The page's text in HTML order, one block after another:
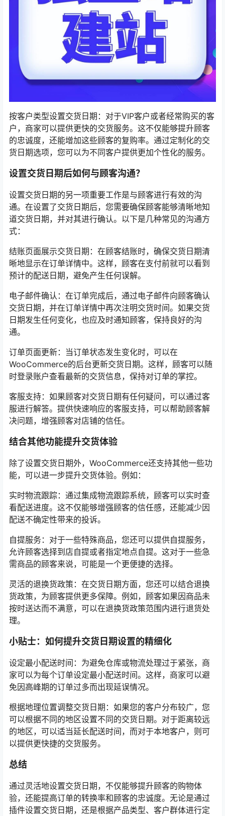
按客户类型设置交货日期：对于VIP客户或者经常购买的客
户，商家可以提供更快的交货服务。这不仅能够提升顾客
的忠诚度，还能增加这些顾客的复购率。通过定制化的交
货日期选项，您可以为不同客户提供更加个性化的服务。
设置交货日期后如何与顾客沟通？
设置交货日期的另一项重要工作是与顾客进行有效的沟
通。在设置了交货日期后，您需要确保顾客能够清晰地知
道交货日期，并对其进行确认。以下是几种常见的沟通方
式：
结账页面展示交货日期：在顾客结账时，确保交货日期清
晰地显示在订单详情中。这样，顾客在支付前就可以看到
预计的配送日期，避免产生任何误解。
电子邮件确认：在订单完成后，通过电子邮件向顾客确认
交货日期，并在订单详情中再次注明交货时间。如果交货
日期发生任何变化，也应及时通知顾客，保持良好的沟
通。
订单页面更新：当订单状态发生变化时，可以在
WooCommerce的后台更新交货日期。这样，顾客可以随
时登录账户查看最新的交货信息，保持对订单的掌控。
客服支持：如果顾客对交货日期有任何疑问，可以通过客
服进行解答。提供快速响应的客服支持，可以帮助顾客解
决问题，增强顾客对店铺的信任。
结合其他功能提升交货体验
除了设置交货日期外，WooCommerce还支持其他一些功
能，可以进一步提升交货体验。例如：
实时物流跟踪：通过集成物流跟踪系统，顾客可以实时查
看配送进度。这不仅能够增强顾客的信任感，还能减少因
配送不确定性带来的投诉。
自提服务：对于一些特殊商品，您还可以提供自提服务，
允许顾客选择到店自提或者指定地点自提。这对于一些急
需商品的顾客来说，可能是一个更便捷的选择。
灵活的退换货政策：在交货日期方面，您还可以结合退换
货政策，为顾客提供更多保障。例如，顾客如果因商品未
按时送达而不满意，可以在退换货政策范围内进行退货处
理。
小贴士：如何提升交货日期设置的精细化
设定最小配送时间：为避免仓库或物流处理过于紧张，商
家可以为每个订单设定最小配送时间。这样，商家可以避
免因高峰期的订单过多而出现延误情况。
根据地理位置调整交货日期：如果您的客户分布较广，您
可以根据不同的地区设置不同的交货日期。对于距离较远
的地区，可以适当延长配送时间，而对于本地客户，则可
以提供更快捷的交货服务。
总结
通过灵活地设置交货日期，不仅能够提升顾客的购物体
验，还能提高订单的转换率和顾客的忠诚度。无论是通过
插件设置交货日期，还是根据产品类型、客户群体进行定